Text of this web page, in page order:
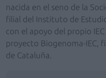
nacida en el seno de la
filial del Instituto de
con el apoyo del propio
proyecto Biogenoma-IEC,
de Cataluña.